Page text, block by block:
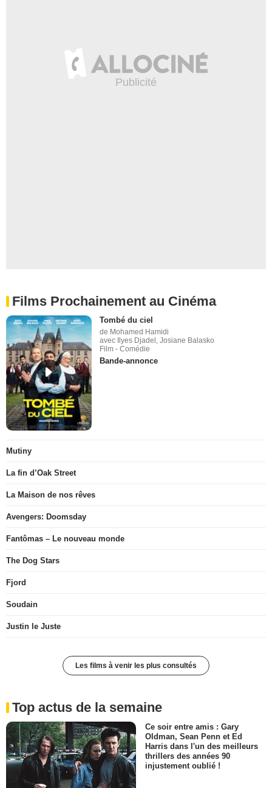
Films Prochainement au Cinéma
Tombé du ciel
de Mohamed Hamidi
avec Ilyes Djadel, Josiane Balasko
Film - Comédie
Bande-annonce
Mutiny
La fin d’Oak Street
La Maison de nos rêves
Avengers: Doomsday
Fantômas – Le nouveau monde
The Dog Stars
Fjord
Soudain
Justin le Juste
Les films à venir les plus consultés
Top actus de la semaine
Ce soir entre amis : Gary
Oldman, Sean Penn et Ed
Harris dans l'un des meilleurs
thrillers des années 90
injustement oublié !